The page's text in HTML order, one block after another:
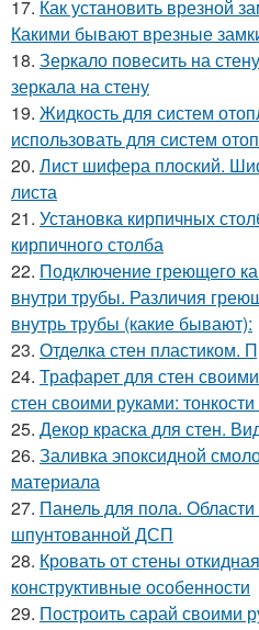
17. Как установить врезной
Какими бывают врезные
18. Зеркало повесить на
зеркала на стену
19. Жидкость для систем
использовать для систем
20. Лист шифера плоский.
листа
21. Установка кирпичных
кирпичного столба
22. Подключение греющего
внутри трубы. Различия
внутрь трубы (какие бывают):
23. Отделка стен пластиком.
24. Трафарет для стен
стен своими руками:
25. Декор краска для стен.
26. Заливка эпоксидной
материала
27. Панель для пола.
шпунтованной ДСП
28. Кровать от стены
конструктивные особенности
29. Построить сарай своими